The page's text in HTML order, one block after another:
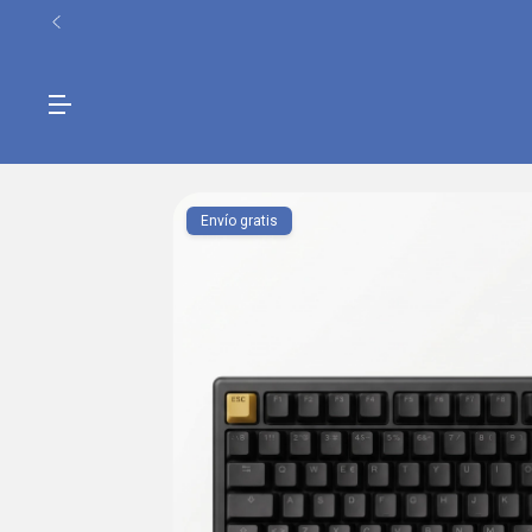
Envío gratis